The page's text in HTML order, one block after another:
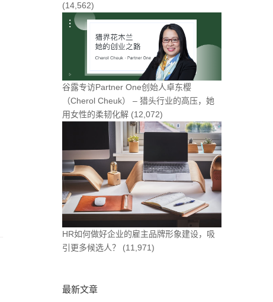
(14,562)
谷露专访Partner One创始人卓东樱
（Cherol Cheuk） – 猎头行业的高压，她
用女性的柔韧化解 (12,072)
HR如何做好企业的雇主品牌形象建设，吸
引更多候选人？
(11,971)
最新文章